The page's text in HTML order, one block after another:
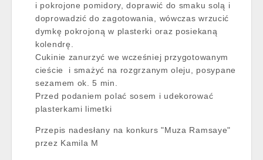
i pokrojone pomidory, doprawić do smaku solą i
doprowadzić do zagotowania, wówczas wrzucić
dymkę pokrojoną w plasterki oraz posiekaną
kolendrę.
Cukinie zanurzyć we wcześniej przygotowanym
cieście i smażyć na rozgrzanym oleju, posypane
sezamem ok. 5 min.
Przed podaniem polać sosem i udekorować
plasterkami limetki
Przepis nadesłany na konkurs "Muza Ramsaye"
przez Kamila M